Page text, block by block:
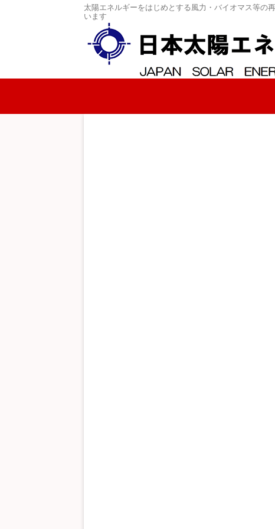
太陽エネルギーをはじめとする風力・バイオマス等の
います
コンテンツへスキップ